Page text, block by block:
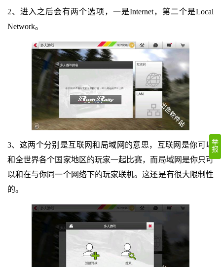
2、进入之后会有两个选项，一是Internet，第二个是Local
Network。
3、这两个分别是互联网和局域网的意思，互联网是你可以
和全世界各个国家地区的玩家一起比赛，而局域网是你只可
以和在与你同一个网络下的玩家联机。这还是有很大限制性
的。
举
报